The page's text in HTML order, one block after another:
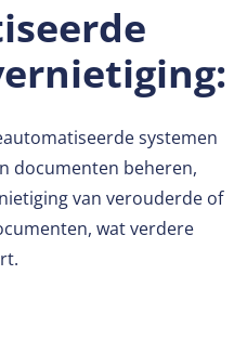
systemen
documenten beheren,
van verouderde of
wat verdere